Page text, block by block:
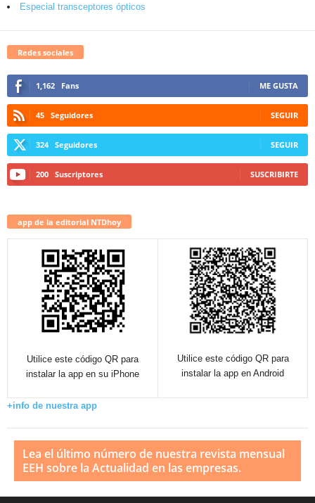
Especial transceptores ópticos
Redes sociales
1,162 Fans ME GUSTA
45 Seguidores SEGUIR
324 Seguidores SEGUIR
200 Suscriptores SUSCRIBIRTE
app de la editorial NTDhoy
Utilice este código QR para
instalar la app en su iPhone
Utilice este código QR para
instalar la app en Android
+info de nuestra app
Lea el último número de nuestra revista mensual
EEH sobre la Actualidad en las empresas.